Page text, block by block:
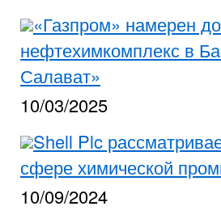
«Газпром» намерен
нефтехимкомплекс в
Салават»
10/03/2025
Shell Plc
сфере химической
10/09/2024